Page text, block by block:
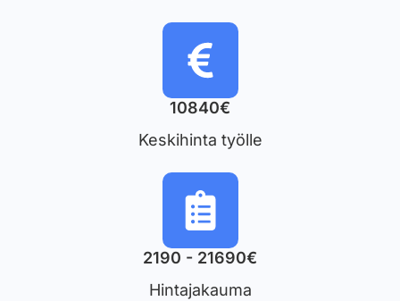
10840€
Keskihinta työlle
2190 - 21690€
Hintajakauma